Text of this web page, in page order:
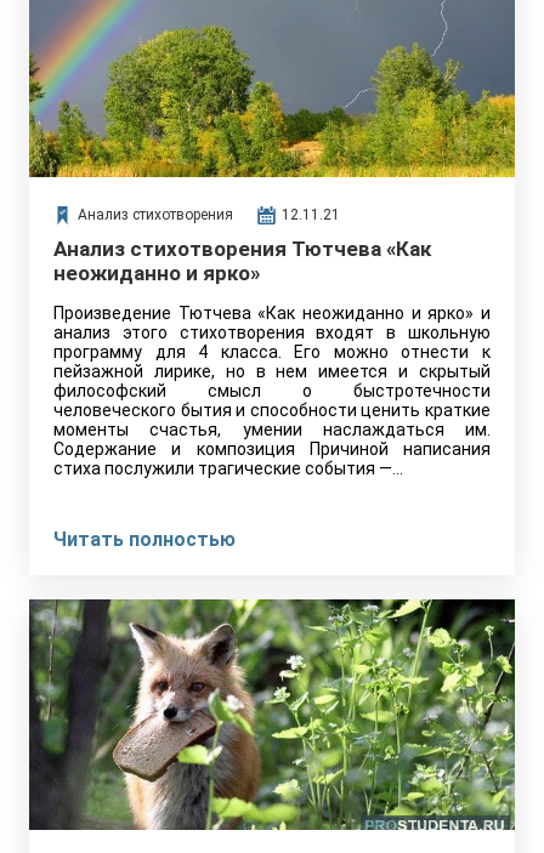
Анализ стихотворения 12.11.21
Анализ стихотворения Тютчева «Как
неожиданно и ярко»
Произведение Тютчева «Как неожиданно и ярко» и
анализ этого стихотворения входят в школьную
программу для 4 класса. Его можно отнести к
пейзажной лирике, но в нем имеется и скрытый
философский смысл о быстротечности
человеческого бытия и способности ценить краткие
моменты счастья, умении наслаждаться им.
Содержание и композиция Причиной написания
стиха послужили трагические события —…
Читать полностью